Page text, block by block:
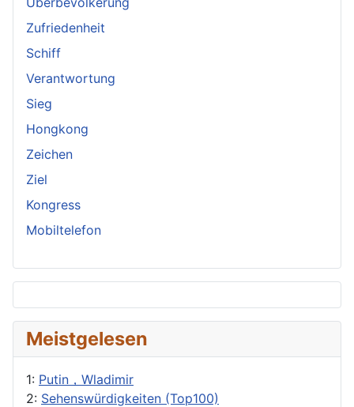
Zufriedenheit
Schiff
Verantwortung
Sieg
Hongkong
Zeichen
Ziel
Kongress
Mobiltelefon
Meistgelesen
1: Putin，Wladimir
2: Sehenswürdigkeiten (Top100)